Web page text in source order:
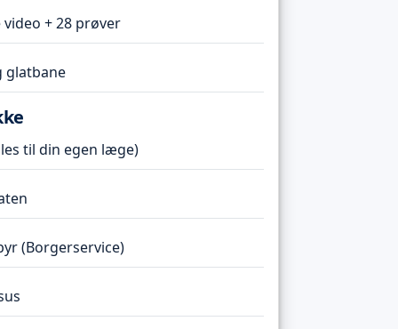
+ 28 prøver
glatbane
til din egen læge)
(Borgerservice)